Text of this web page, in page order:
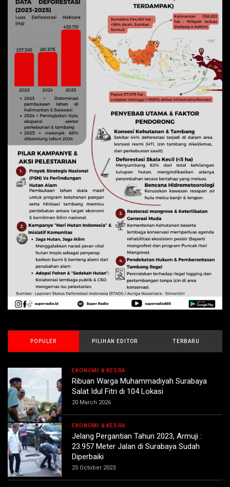
POPULER PILIHAN EDITOR TERBARU
EKONOMI & KESRA
Ribuan Warga Muhammadiyah Surabaya
Salat Idul Fitri di 104 Lokasi
20 March 2026
EKONOMI & KESRA
Jelang Pergantian Tahun 2023, Armuji :
23.957 Meter Jalan di Surabaya Sudah
Diperbaiki
25 October 2023